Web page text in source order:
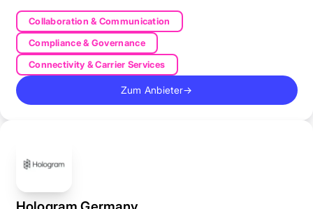
Collaboration & Communication
Compliance & Governance
Connectivity & Carrier Services
Zum Anbieter→